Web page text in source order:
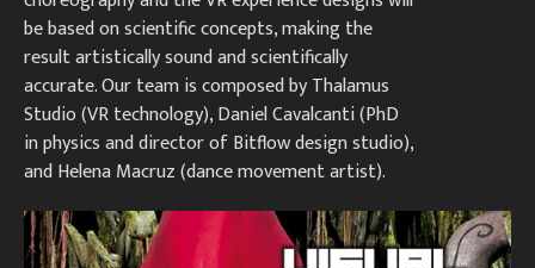
be based on scientific concepts, making the
result artistically sound and scientifically
accurate. Our team is composed by Thalamus
Studio (VR technology), Daniel Cavalcanti (PhD
in physics and director of Bitflow design studio),
and Helena Macruz (dance movement artist).